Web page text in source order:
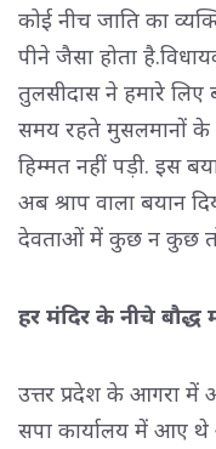
कोई नीच जाति का
पीने जैसा होता
तुलसीदास ने हमारे
समय रहते मुसलमानों के
हिम्मत नहीं पड़ी. इस
अब श्राप वाला बयान
देवताओं में कुछ न कुछ
हर मंदिर के नीचे बौद्ध
उत्तर प्रदेश के आगरा
सपा कार्यालय में आए थे